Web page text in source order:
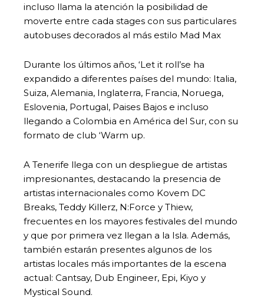
incluso llama la atención la posibilidad de
moverte entre cada stages con sus particulares
autobuses decorados al más estilo Mad Max
Durante los últimos años, ‘Let it roll’se ha
expandido a diferentes países del mundo: Italia,
Suiza, Alemania, Inglaterra, Francia, Noruega,
Eslovenia, Portugal, Paises Bajos e incluso
llegando a Colombia en América del Sur, con su
formato de club ‘Warm up.
A Tenerife llega con un despliegue de artistas
impresionantes, destacando la presencia de
artistas internacionales como Kovem DC
Breaks, Teddy Killerz, N:Force y Thiew,
frecuentes en los mayores festivales del mundo
y que por primera vez llegan a la Isla. Además,
también estarán presentes algunos de los
artistas locales más importantes de la escena
actual: Cantsay, Dub Engineer, Epi, Kiyo y
Mystical Sound.